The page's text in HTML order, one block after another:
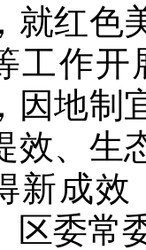
就红色
工作开
因地制
效、生
新成效
区委常